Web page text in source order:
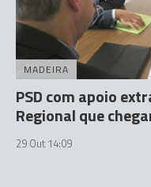
MADEIRA
PSD com apoio
Regional que
29 Out 14:09